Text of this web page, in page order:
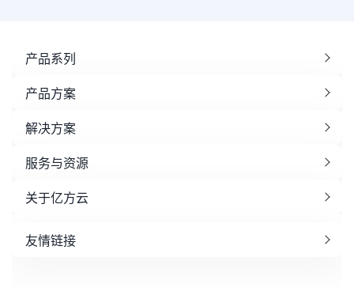
产品系列
产品方案
解决方案
服务与资源
关于亿方云
友情链接